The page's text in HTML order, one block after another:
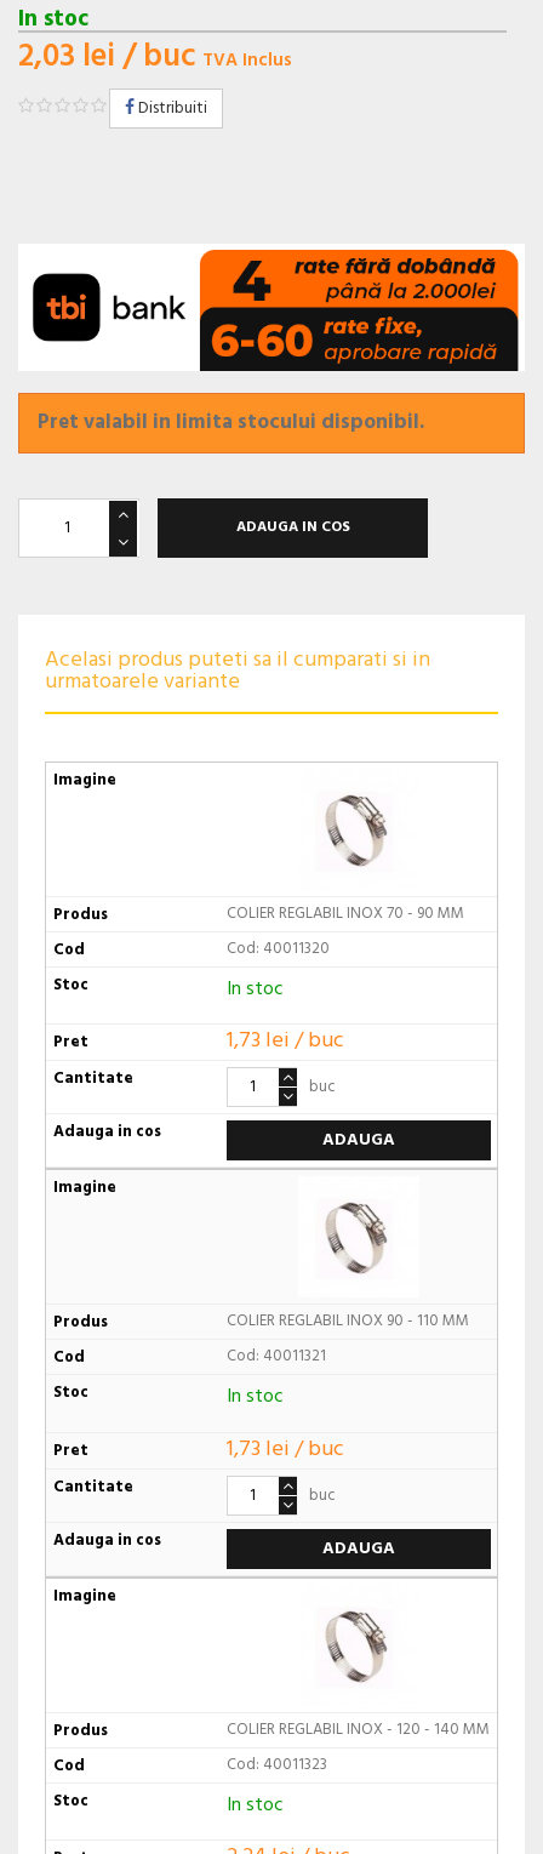
In stoc
2,03 lei/ buc TVA Inclus
Distribuiti
Pret valabil in limita stocului disponibil.
ADAUGA IN COS
Acelasi produs puteti sa il cumparati si in
urmatoarele variante
COLIER REGLABIL INOX 70 - 90 MM
Cod: 40011320
In stoc
1,73 lei / buc
buc
ADAUGA
COLIER REGLABIL INOX 90 - 110 MM
Cod: 40011321
In stoc
1,73 lei / buc
buc
ADAUGA
COLIER REGLABIL INOX - 120 - 140 MM
Cod: 40011323
In stoc